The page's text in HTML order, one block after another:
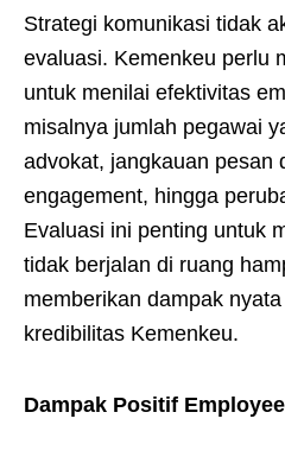
Strategi komunikasi tidak
evaluasi. Kemenkeu perlu
untuk menilai efektivitas
misalnya jumlah pegawai
advokat, jangkauan pesan
engagement, hingga
Evaluasi ini penting untuk
tidak berjalan di ruang
memberikan dampak
kredibilitas Kemenkeu.
Dampak Positif